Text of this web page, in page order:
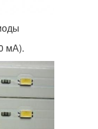
мА).